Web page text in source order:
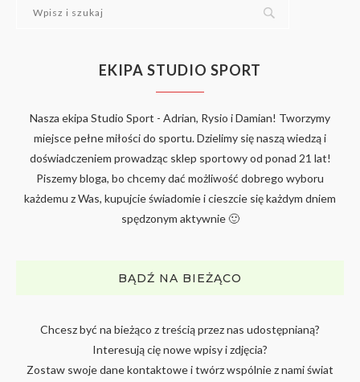
EKIPA STUDIO SPORT
Nasza ekipa Studio Sport - Adrian, Rysio i Damian! Tworzymy
miejsce pełne miłości do sportu. Dzielimy się naszą wiedzą i
doświadczeniem prowadząc sklep sportowy od ponad 21 lat!
Piszemy bloga, bo chcemy dać możliwość dobrego wyboru
każdemu z Was, kupujcie świadomie i cieszcie się każdym dniem
spędzonym aktywnie 🙂
BĄDŹ NA BIEŻĄCO
Chcesz być na bieżąco z treścią przez nas udostępnianą?
Interesują cię nowe wpisy i zdjęcia?
Zostaw swoje dane kontaktowe i twórz wspólnie z nami świat